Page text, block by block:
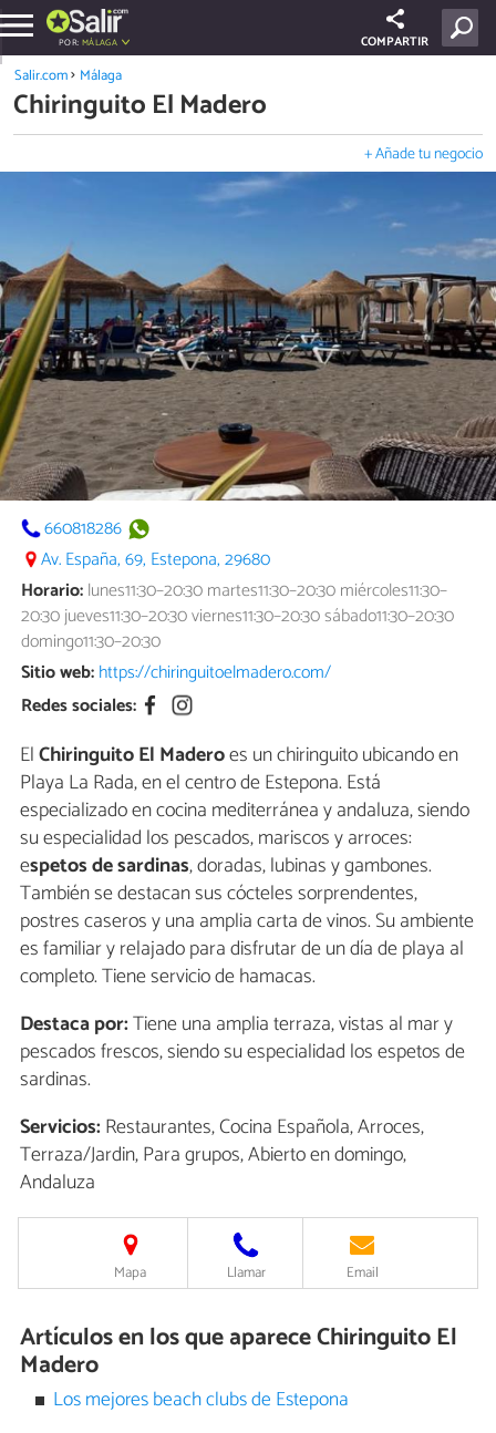
POR: MÁLAGA COMPARTIR
Salir.com Málaga
Chiringuito El Madero
+ Añade tu negocio
660818286
Av. España, 69, Estepona, 29680
Horario:lunes11:30–20:30 martes11:30–20:30 miércoles11:30–
20:30 jueves11:30–20:30 viernes11:30–20:30 sábado11:30–20:30
domingo11:30–20:30
Sitio web:https://chiringuitoelmadero.com/
Redes sociales:
ElChiringuito El Maderoes un chiringuito ubicando en
Playa La Rada, en el centro de Estepona. Está
especializado en cocina mediterránea y andaluza, siendo
su especialidad los pescados, mariscos y arroces:
espetos de sardinas, doradas, lubinas y gambones.
También se destacan sus cócteles sorprendentes,
postres caseros y una amplia carta de vinos. Su ambiente
es familiar y relajado para disfrutar de un día de playa al
completo. Tiene servicio de hamacas.
Destaca por:Tiene una amplia terraza, vistas al mar y
pescados frescos, siendo su especialidad los espetos de
sardinas.
Servicios:Restaurantes, Cocina Española, Arroces,
Terraza/Jardin, Para grupos, Abierto en domingo,
Andaluza
Mapa Llamar Email
Artículos en los que aparece Chiringuito El
Madero
Los mejores beach clubs de Estepona